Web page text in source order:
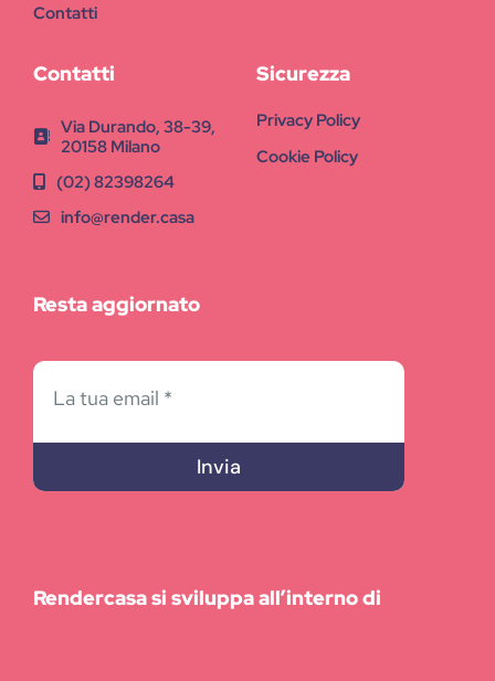
Contatti
Contatti
Via Durando, 38-39,
20158 Milano
(02) 82398264
info@render.casa
Sicurezza
Privacy Policy
Cookie Policy
Resta aggiornato
Invia
Rendercasa si sviluppa all’interno di